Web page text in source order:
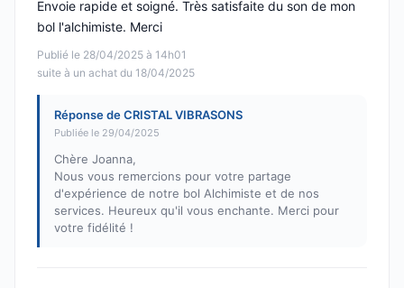
Publié le 28/04/2025 à 14h01
suite à un achat du 18/04/2025
Envoie rapide et soigné. Très satisfaite du son de mon
bol l'alchimiste. Merci
Réponse de CRISTAL VIBRASONS
Publiée le 29/04/2025
Chère Joanna,
Nous vous remercions pour votre partage
d'expérience de notre bol Alchimiste et de nos
services. Heureux qu'il vous enchante. Merci pour
votre fidélité !